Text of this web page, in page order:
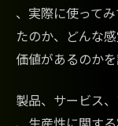
、実際に使って
たのか、どんな
価値があるのか
製品、サービス